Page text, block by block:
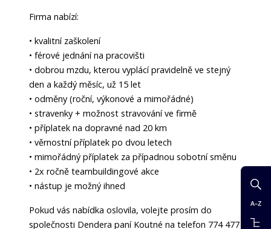
Firma nabízí:
• kvalitní zaškolení
• férové jednání na pracovišti
• dobrou mzdu, kterou vyplácí pravidelně ve stejný
den a každý měsíc, už 15 let
• odměny (roční, výkonové a mimořádné)
• stravenky + možnost stravování ve firmě
• příplatek na dopravné nad 20 km
• věrnostní příplatek po dvou letech
• mimořádný příplatek za případnou sobotní směnu
• 2x ročně teambuildingové akce
• nástup je možný ihned
Pokud vás nabídka oslovila, volejte prosím do
společnosti Dendera paní Koutné na telefon 774 477